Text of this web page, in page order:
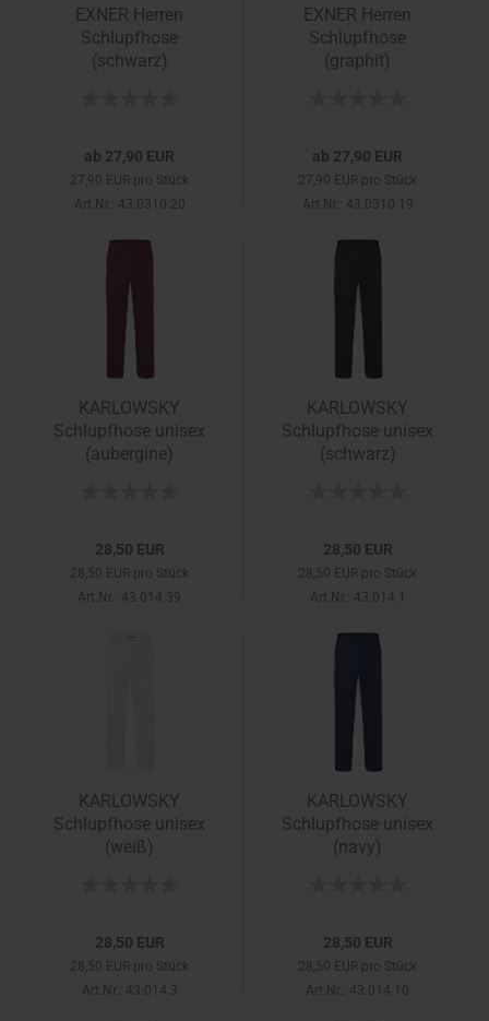
EXNER Herren
Schlupfhose
(schwarz)
ab 27,90 EUR
27,90 EUR pro Stück
Art.Nr.: 43.0310.20
EXNER Herren
Schlupfhose
(graphit)
ab 27,90 EUR
27,90 EUR pro Stück
Art.Nr.: 43.0310.19
KARLOWSKY
Schlupfhose unisex
(aubergine)
28,50 EUR
28,50 EUR pro Stück
Art.Nr.: 43.014.39
KARLOWSKY
Schlupfhose unisex
(schwarz)
28,50 EUR
28,50 EUR pro Stück
Art.Nr.: 43.014.1
KARLOWSKY
Schlupfhose unisex
(weiß)
28,50 EUR
28,50 EUR pro Stück
Art.Nr.: 43.014.3
KARLOWSKY
Schlupfhose unisex
(navy)
28,50 EUR
28,50 EUR pro Stück
Art.Nr.: 43.014.10